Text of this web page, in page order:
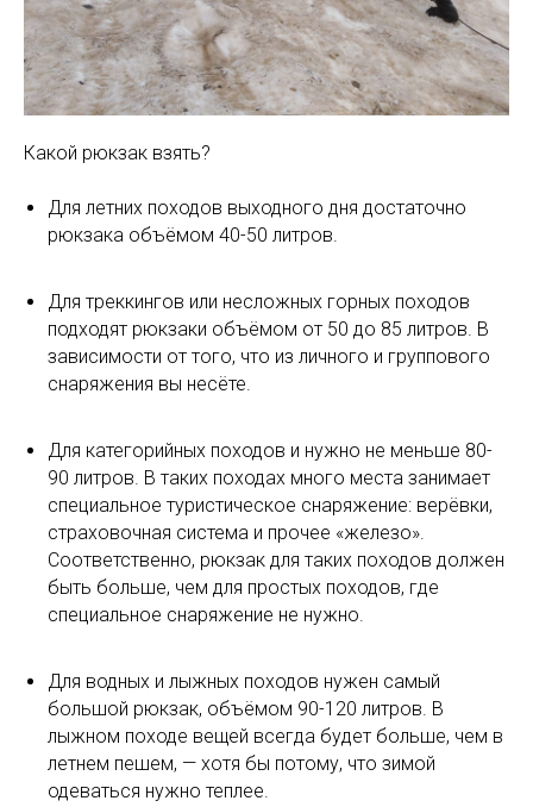
Какой рюкзак взять?
Для летних походов выходного дня достаточно
рюкзака объёмом 40-50 литров.
Для треккингов или несложных горных походов
подходят рюкзаки объёмом от 50 до 85 литров. В
зависимости от того, что из личного и группового
снаряжения вы несёте.
Для категорийных походов и нужно не меньше 80-
90 литров. В таких походах много места занимает
специальное туристическое снаряжение: верёвки,
страховочная система и прочее «железо».
Соответственно, рюкзак для таких походов должен
быть больше, чем для простых походов, где
специальное снаряжение не нужно.
Для водных и лыжных походов нужен самый
большой рюкзак, объёмом 90-120 литров. В
лыжном походе вещей всегда будет больше, чем в
летнем пешем, — хотя бы потому, что зимой
одеваться нужно теплее.